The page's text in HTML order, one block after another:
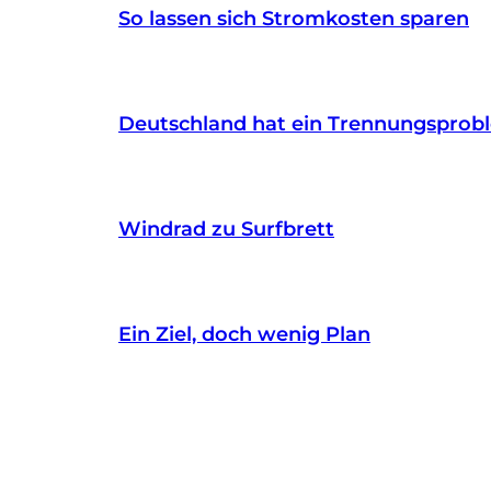
So lassen sich Stromkosten sparen
Deutschland hat ein
Windrad zu Surfbrett
Ein Ziel, doch wenig Plan